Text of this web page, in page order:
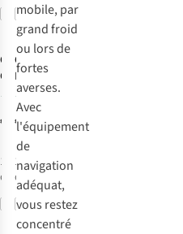
Comparer
Comparer
Garmin
Gpsmap H1
€649,99
1
couleur
disponible
Comparer
Garmin
Edge 550
€389,99
1 couleur
disponible
Comparer
mobile, par
grand froid
ou lors de
fortes
averses.
Avec
l'équipement
de
navigation
adéquat,
vous restez
concentré